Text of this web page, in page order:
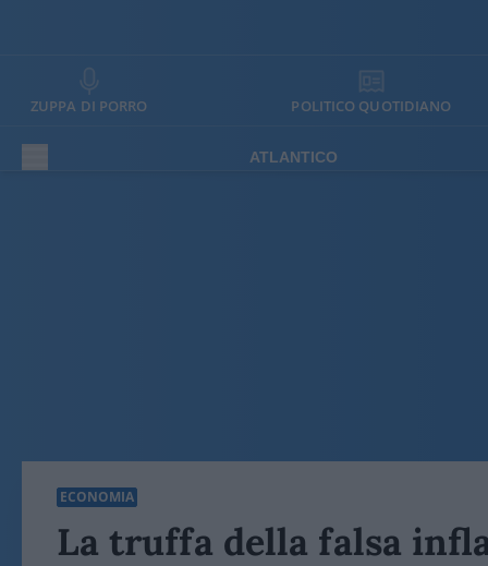
ZUPPA DI PORRO POLITICO QUOTIDIANO
ATLANTICO
ECONOMIA
La truffa della falsa